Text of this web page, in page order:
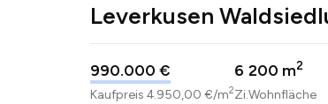
Leverkusen
990.000 €
Kaufpreis 4.950,00 €/m2
6
Zi.
200 m2
Wohnfläche